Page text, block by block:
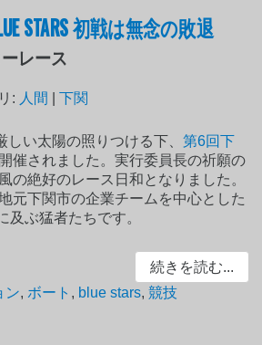
STARS 初戦は無念の敗退
レース
: 人間 |下関
しい太陽の照りつける下、第6回下
催されました。実行委員長の祈願の
の絶好のレース日和となりました。
元下関市の企業チームを中心とした
及ぶ猛者たちです。
続きを読む...
ン, ボート , blue stars,競技